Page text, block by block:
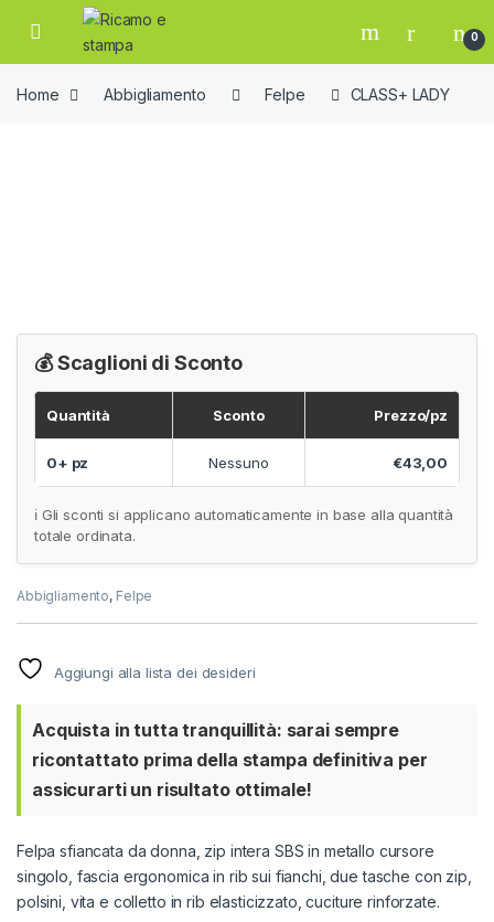
Skip to navigation
Skip to content
Open 0
Home Abbigliamento Felpe CLASS+ LADY
💰 Scaglioni di Sconto
Quantità Sconto Prezzo/pz
0+ pz Nessuno €43,00
ℹ️ Gli sconti si applicano automaticamente in base alla quantità
totale ordinata.
Abbigliamento, Felpe
Aggiungi alla lista dei desideri
Acquista in tutta tranquillità: sarai sempre
ricontattato prima della stampa definitiva per
assicurarti un risultato ottimale!
Felpa sfiancata da donna, zip intera SBS in metallo cursore
singolo, fascia ergonomica in rib sui fianchi, due tasche con zip,
polsini, vita e colletto in rib elasticizzato, cuciture rinforzate.